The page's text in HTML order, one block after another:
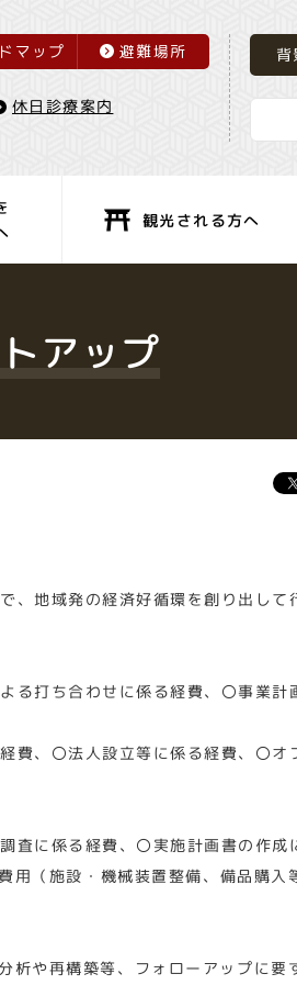
マップ 避難場所
休日診療案内
背
観光される方へ
アップ
、地域発の経済好循環を創り出して
る打ち合わせに係る経費、〇事業計
費、〇法人設立等に係る経費、〇
査に係る経費、〇実施計画書の作
（施設・機械装置整備、備品購入
や再構築等、フォローアップに要